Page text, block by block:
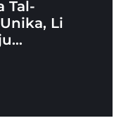
Tal-
Li